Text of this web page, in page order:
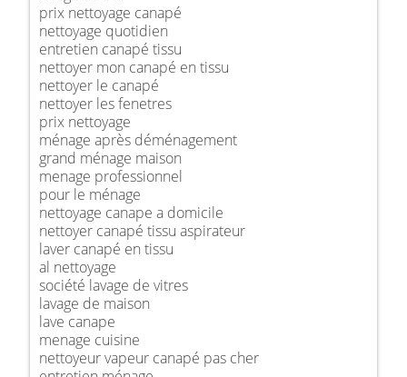
prix nettoyage canapé
nettoyage quotidien
entretien canapé tissu
nettoyer mon canapé en tissu
nettoyer le canapé
nettoyer les fenetres
prix nettoyage
ménage après déménagement
grand ménage maison
menage professionnel
pour le ménage
nettoyage canape a domicile
nettoyer canapé tissu aspirateur
laver canapé en tissu
al nettoyage
société lavage de vitres
lavage de maison
lave canape
menage cuisine
nettoyeur vapeur canapé pas cher